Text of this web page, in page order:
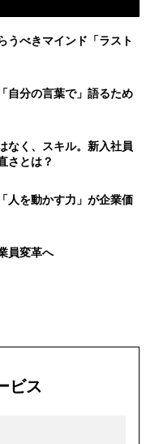
うべきマインド「ラスト
自分の言葉で」語るため
なく、スキル。新入社員
さとは？
人を動かす力」が企業価
員変革へ
ビス